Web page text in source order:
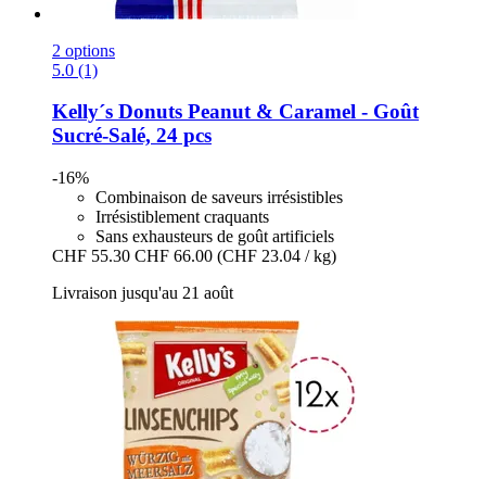
2 options
5.0 (1)
Kelly´s Donuts Peanut & Caramel -​ Goût
Sucré-​Salé, 24 pcs
-16%
Combinaison de saveurs irrésistibles
Irrésistiblement craquants
Sans exhausteurs de goût artificiels
CHF 55.30 CHF 66.00 (CHF 23.04 / kg)
Livraison jusqu'au 21 août